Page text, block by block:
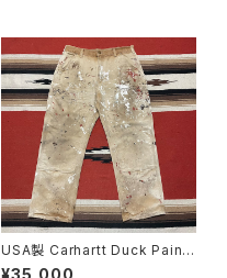
USA製 Carhartt Duck Paint
er "Double Knee" W36
¥35,000